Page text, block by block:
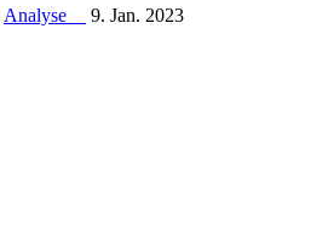
Analyse 9. Jan. 2023